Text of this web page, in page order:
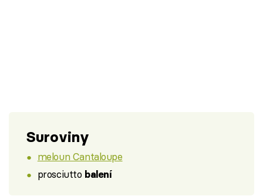
Suroviny
meloun Cantaloupe
prosciutto balení